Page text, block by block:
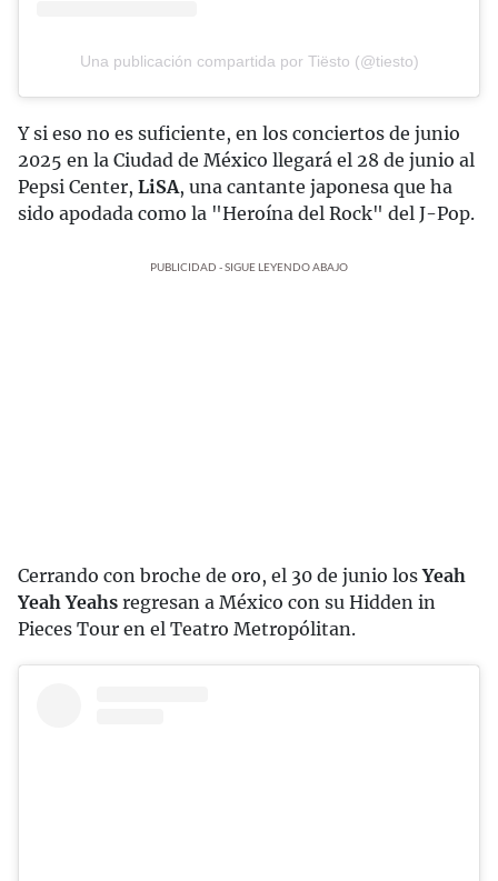
Una publicación compartida por Tiësto (@tiesto)
Y si eso no es suficiente, en los conciertos de junio
2025 en la Ciudad de México llegará el 28 de junio al
Pepsi Center, LiSA, una cantante japonesa que ha
sido apodada como la "Heroína del Rock" del J-Pop.
PUBLICIDAD - SIGUE LEYENDO ABAJO
Cerrando con broche de oro, el 30 de junio losYeah
Yeah Yeahs regresan a México con su Hidden in
Pieces Tour en el Teatro Metropólitan.